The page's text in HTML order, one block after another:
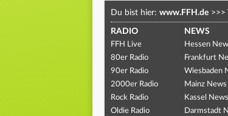
Du bist hier: www.FFH.de >>>
RADIO
FFH Live
80er Radio
90er Radio
2000er Radio
Rock Radio
Oldie Radio
NEWS
Hessen
Frankfurt
Wiesbaden
Mainz News
Kassel News
Darmstadt